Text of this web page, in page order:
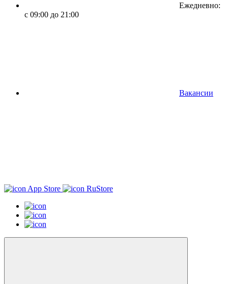
Ежедневно:
с 09:00 до 21:00
Вакансии
App Store RuStore